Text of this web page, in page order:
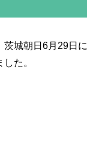
城朝日6月29日に
た。